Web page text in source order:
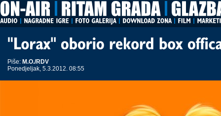
Piše: M.O./RDV
Ponedjeljak, 5.3.2012. 08:55